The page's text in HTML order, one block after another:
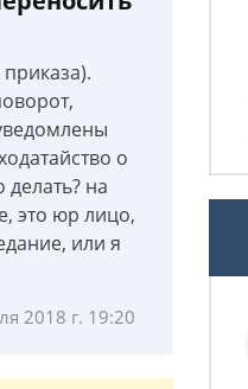
о
на
это юр лицо,
или я
2018 г. 19:20